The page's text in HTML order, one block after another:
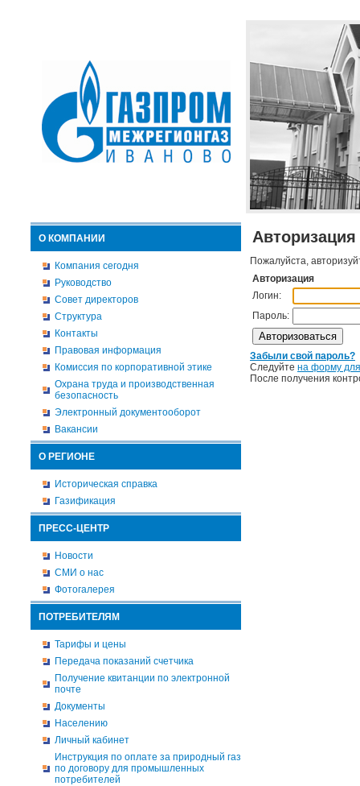
О КОМПАНИИ
Компания сегодня
Руководство
Совет директоров
Структура
Контакты
Правовая информация
Комиссия по корпоративной этике
Охрана труда и производственная
безопасность
Электронный документооборот
Вакансии
О РЕГИОНЕ
Историческая справка
Газификация
ПРЕСС-ЦЕНТР
Новости
СМИ о нас
Фотогалерея
ПОТРЕБИТЕЛЯМ
Тарифы и цены
Передача показаний счетчика
Получение квитанции по электронной
почте
Документы
Населению
Личный кабинет
Инструкция по оплате за природный газ
по договору для промышленных
потребителей
Авторизация
Пожалуйста,
Авторизация
Логин:
Пароль:
Забыли свой пароль?
Следуйте на форму
После получения